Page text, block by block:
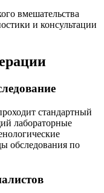
вмешательства
и консультации
стандартный
лабораторные
обследования по